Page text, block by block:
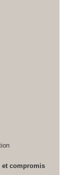
et compromis